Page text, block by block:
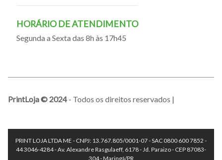
HORÁRIO DE ATENDIMENTO
Segunda a Sexta das 8h às 17h45
PrintLoja © 2024- Todos os direitos reservados |
PRINT LOJA LTDA ME - CNPJ: 13.767.805/0001-07 - SAC 0800 600 7852 -
44 3046-4284 - Av. Alexandre Rasgulaeff, 6178 - Jd. Paraizo - CEP 87083-
304 - Maringá/PR